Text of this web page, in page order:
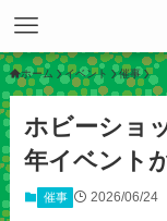
ホーム イベント 催事
ホビーショ
年イベント
催事 2026/06/24